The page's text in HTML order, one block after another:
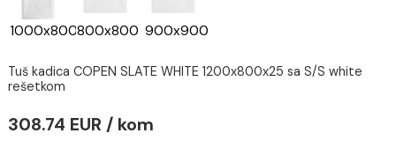
1000x800